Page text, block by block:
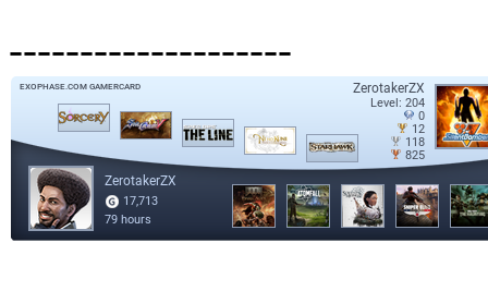
--------------------